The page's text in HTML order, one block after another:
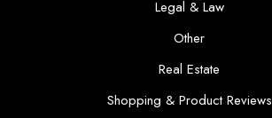
Legal & Law
Other
Real Estate
Shopping & Product Reviews